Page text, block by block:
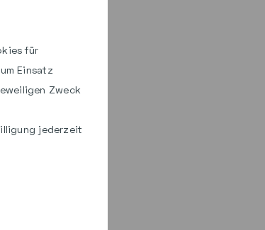
für
Einsatz
Zweck
jederzeit